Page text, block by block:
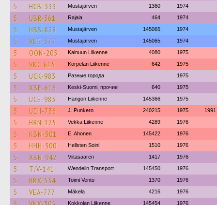
5 HCB-333 Mustajärven 1360 1974
5 UBR-361 Rajala 464 1974
5 HBS-828 Mustajärven 145065 1974
5 VUE-377 Mustajärven 145065 1974
5 OON-205 Kainuun Liikenne 4080 1975
5 VKC-615 Korpelan Liikenne 642 1975
5 UCK-983 Разные города 1975
5 XBE-616 Keski-Suomi, прочие 640 1975
5 UCE-983 Hangon Liikenne 145366 1975
5 UEH-736 J. Punkero 240215 1975 1991
5 HRN-175 Vekka Liikenne 4289 1976
5 KBN-301 E. Ahonen 145422 1976
5 HHH-500 Hellsten Soini 1510 1976
5 XBN-942 Viitasaaren 1417 1976
5 TJV-141 Wendelin Transport 145450 1976
5 RBX-534 Toimi Vento 1370 1976
5 VEA-777 Mäkela 4216 1976
Kokkolan Liikenne 145454 1976